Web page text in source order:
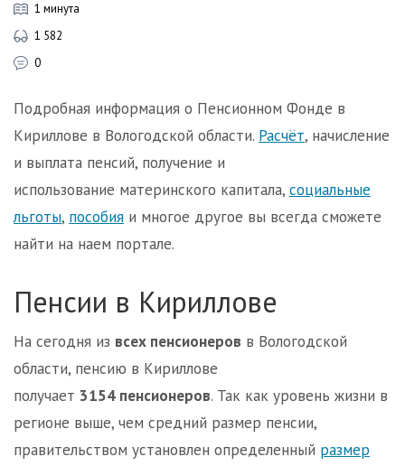
1 минута
1 582
0
Подробная информация о Пенсионном Фонде в
Кириллове в Вологодской области. Расчёт, начисление
и выплата пенсий, получение и
использование материнского капитала, социальные
льготы, пособия и многое другое вы всегда сможете
найти на наем портале.
Пенсии в Кириллове
На сегодня из всех пенсионеров в Вологодской
области, пенсию в Кириллове
получает 3154 пенсионеров. Так как уровень жизни в
регионе выше, чем средний размер пенсии,
правительством установлен определенный размер